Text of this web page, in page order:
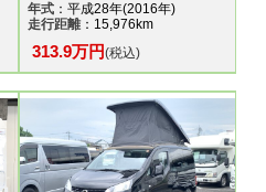
年式：平成28年(2016年)
走行距離：15,976km
313.9万円(税込)